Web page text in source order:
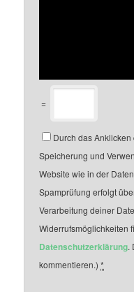
=
Durch das
Speicherung und
Website wie in der
Spamprüfung erfolgt
Verarbeitung deiner
Widerrufsmöglichkeiten
Datenschutzerklärung.
kommentieren.)*